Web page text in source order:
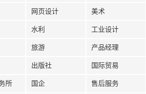
网页设计 美术
水利 工业设计
旅游 产品经理
出版社 国际贸易
所 国企 售后服务